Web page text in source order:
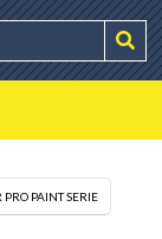
PAINT SERIE